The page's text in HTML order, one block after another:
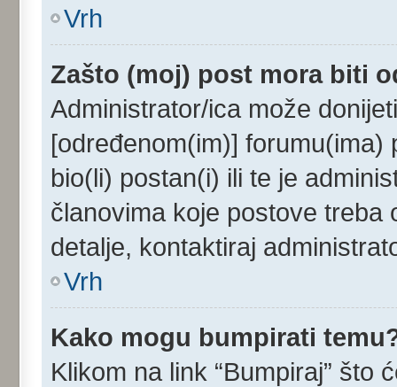
Vrh
Zašto (moj) post mora biti
Administrator/ica može
[određenom(im)]
bio(li) postan(i) ili te je
članovima koje postove treba
detalje, kontaktiraj
Vrh
Kako mogu bumpirati
Klikom na link “Bumpiraj” što